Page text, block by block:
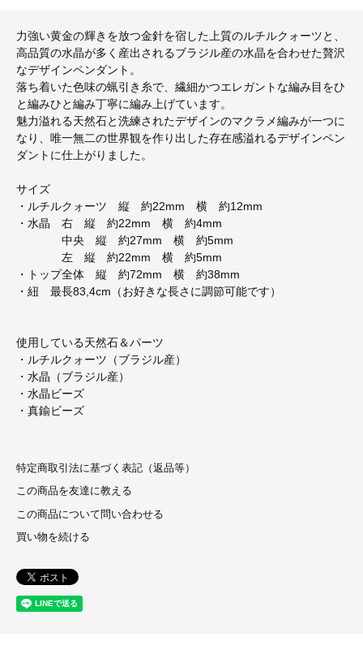
力強い黄金の輝きを放つ金針を宿した上質のルチルクォーツと、
高品質の水晶が多く産出されるブラジル産の水晶を合わせた贅沢
なデザインペンダント。
落ち着いた色味の蝋引き糸で、繊細かつエレガントな編み目をひ
と編みひと編み丁寧に編み上げています。
魅力溢れる天然石と洗練されたデザインのマクラメ編みが一つに
なり、唯一無二の世界観を作り出した存在感溢れるデザインペン
ダントに仕上がりました。
サイズ
・ルチルクォーツ 縦 約22mm 横 約12mm
・水晶 右 縦 約22mm 横 約4mm
中央 縦 約27mm 横 約5mm
左 縦 約22mm 横 約5mm
・トップ全体 縦 約72mm 横 約38mm
・紐 最長83,4cm（お好きな長さに調節可能です）
使用している天然石＆パーツ
・ルチルクォーツ（ブラジル産）
・水晶（ブラジル産）
・水晶ビーズ
・真鍮ビーズ
特定商取引法に基づく表記（返品等）
この商品を友達に教える
この商品について問い合わせる
買い物を続ける